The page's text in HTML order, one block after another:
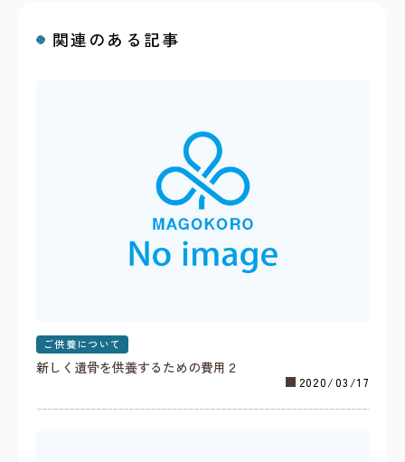
関連のある記事
ご供養について
2020/03/17
新しく遺骨を供養するための費用２